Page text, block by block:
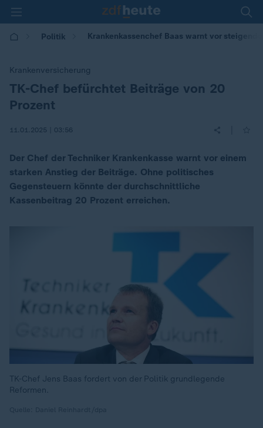
Politik Krankenkassenchef Baas warnt vor
Krankenversicherung
:
TK-Chef befürchtet Beiträge von 20
Prozent
11.01.2025 | 03:56
Der Chef der Techniker Krankenkasse warnt vor einem
starken Anstieg der Beiträge. Ohne politisches
Gegensteuern könnte der durchschnittliche
Kassenbeitrag 20 Prozent erreichen.
TK-Chef Jens Baas fordert von der Politik grundlegende
Reformen.